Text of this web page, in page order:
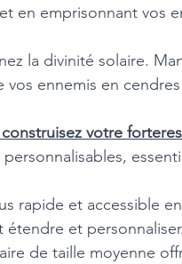
en emprisonnant vos
la divinité solaire.
ennemis en
construisez votre
rapide et accessible
et personnaliser.
de taille moyenne